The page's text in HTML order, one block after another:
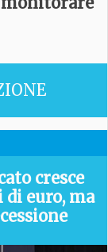
cresce
di euro, ma